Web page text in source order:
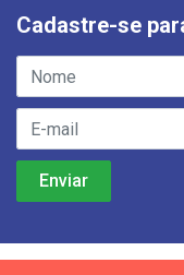
Cadastre-se